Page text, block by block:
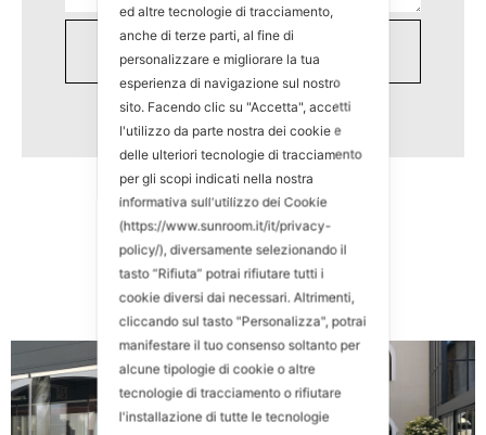
ed altre tecnologie di tracciamento,
anche di terze parti, al fine di
personalizzare e migliorare la tua
esperienza di navigazione sul nostro
sito. Facendo clic su "Accetta", accetti
l'utilizzo da parte nostra dei cookie e
delle ulteriori tecnologie di tracciamento
per gli scopi indicati nella nostra
informativa sull'utilizzo dei Cookie
(https://www.sunroom.it/it/privacy-
policy/), diversamente selezionando il
tasto “Rifiuta” potrai rifiutare tutti i
cookie diversi dai necessari. Altrimenti,
cliccando sul tasto "Personalizza", potrai
manifestare il tuo consenso soltanto per
alcune tipologie di cookie o altre
tecnologie di tracciamento o rifiutare
l'installazione di tutte le tecnologie